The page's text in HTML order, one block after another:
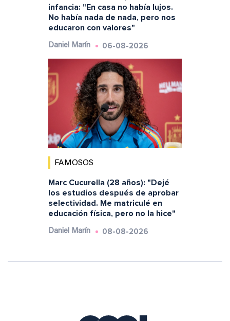
infancia: "En casa no había lujos.
No había nada de nada, pero nos
educaron con valores"
Daniel Marín 06-08-2026
FAMOSOS
Marc Cucurella (28 años): "Dejé
los estudios después de aprobar
selectividad. Me matriculé en
educación física, pero no la hice"
Daniel Marín 08-08-2026